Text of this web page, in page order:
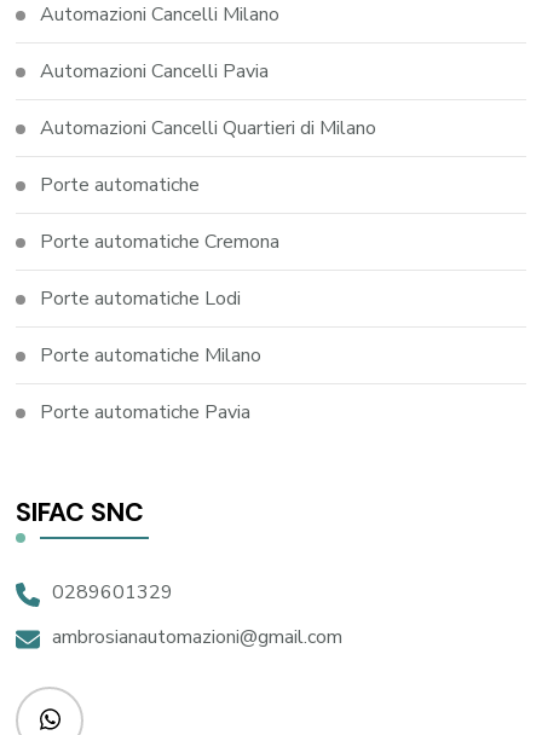
Automazioni Cancelli Milano
Automazioni Cancelli Pavia
Automazioni Cancelli Quartieri di Milano
Porte automatiche
Porte automatiche Cremona
Porte automatiche Lodi
Porte automatiche Milano
Porte automatiche Pavia
SIFAC SNC
0289601329
ambrosianautomazioni@gmail.com